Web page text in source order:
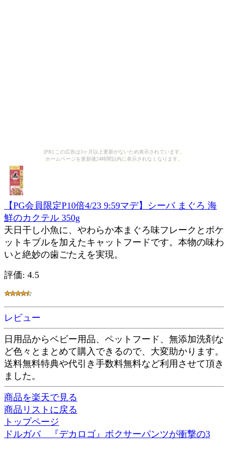
[PR] この広告は3ヶ月以上更新がないため表示されています。
ホームページを更新後24時間以内に表示されなくなります。
【PG会員限定P10倍4/23 9:59マデ】シーバ まぐろ 海
鮮のカクテル 350g
天日干し小魚に、やわらか本まぐろ味フレークとポケ
ットキブルを加えたキャットフードです。本物の味わ
いと絶妙の歯ごたえを実現。
評価: 4.5
レビュー
日用品からベビー用品、ペットフード、無添加洗剤な
ど色々とまとめて購入できるので、大変助かります。
送料無料特典や代引き手数料無料など利用させて頂き
ました。
商品を楽天で見る
商品リストに戻る
トップページ
ドルガバ 『デカロゴ』ボクサーパンツが衝撃の3